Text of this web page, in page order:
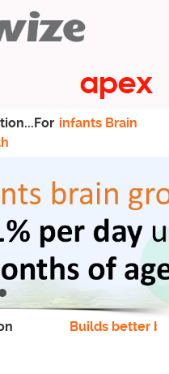
infants Brain
Builds better